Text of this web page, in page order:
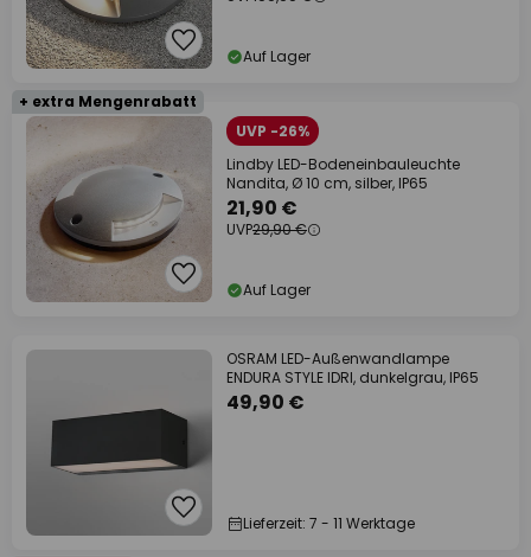
Auf Lager
+ extra Mengenrabatt
UVP -26%
Lindby LED-Bodeneinbauleuchte
Nandita, Ø 10 cm, silber, IP65
21,90 €
UVP29,90 €
Auf Lager
OSRAM LED-Außenwandlampe
ENDURA STYLE IDRI, dunkelgrau, IP65
49,90 €
Lieferzeit: 7 - 11 Werktage